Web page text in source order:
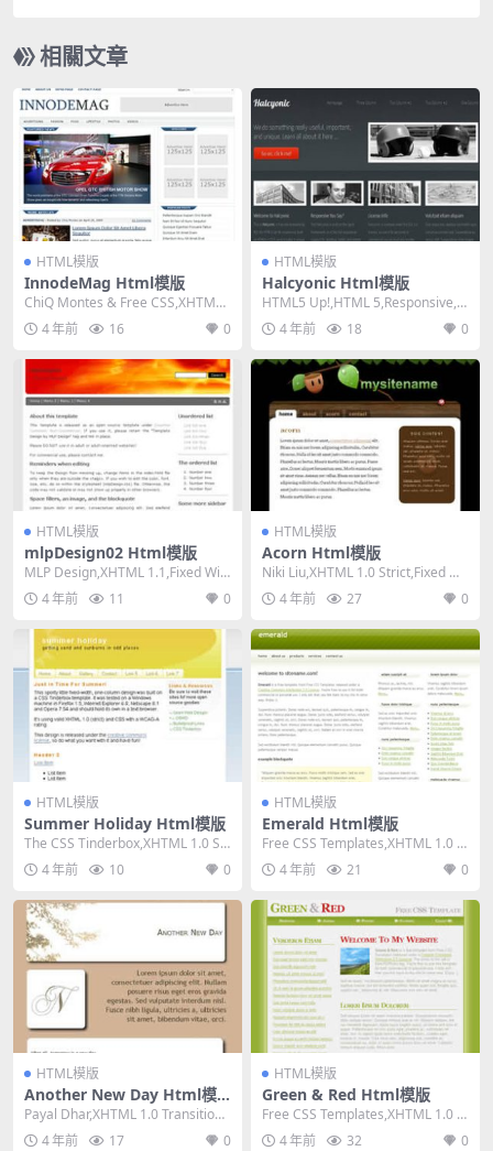
相關文章
HTML模版
InnodeMag Html模版
ChiQ Montes & Free CSS,XHTML
1.0 Tra...
4 年前 16 0
HTML模版
Halcyonic Html模版
HTML5 Up!,HTML 5,Responsive,
Mixed Colum...
4 年前 18 0
HTML模版
mlpDesign02 Html模版
MLP Design,XHTML 1.1,Fixed Wid
th, 2 Colu...
4 年前 11 0
HTML模版
Acorn Html模版
Niki Liu,XHTML 1.0 Strict,Fixed Wi
dth, 2...
4 年前 27 0
HTML模版
Summer Holiday Html模版
The CSS Tinderbox,XHTML 1.0 Str
ict,Fixed...
4 年前 10 0
HTML模版
Emerald Html模版
Free CSS Templates,XHTML 1.0 St
rict,Flui...
4 年前 21 0
HTML模版
Another New Day Html模
版
Payal Dhar,XHTML 1.0 Transitiona
l,Fixed ...
4 年前 17 0
HTML模版
Green & Red Html模版
Free CSS Templates,XHTML 1.0 St
rict,Fixe...
4 年前 32 0